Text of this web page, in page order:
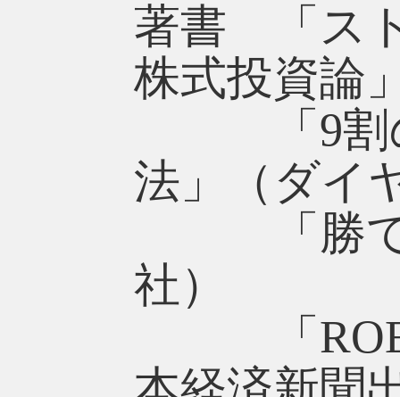
著書 「ス
株式投資論
「9割の
法」（ダイ
「勝てる
社）
「ROEを